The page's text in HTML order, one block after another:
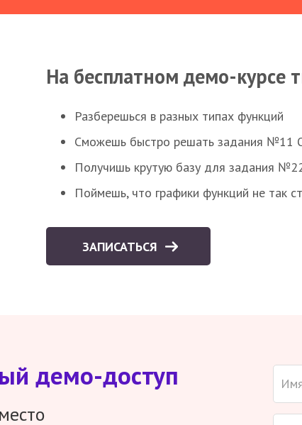
На бесплатном демо-курсе
Разберешься в разных типах функций
Сможешь быстро решать задания №11
Получишь крутую базу для задания
Поймешь, что графики функций не так
ЗАПИСАТЬСЯ
демо-доступ